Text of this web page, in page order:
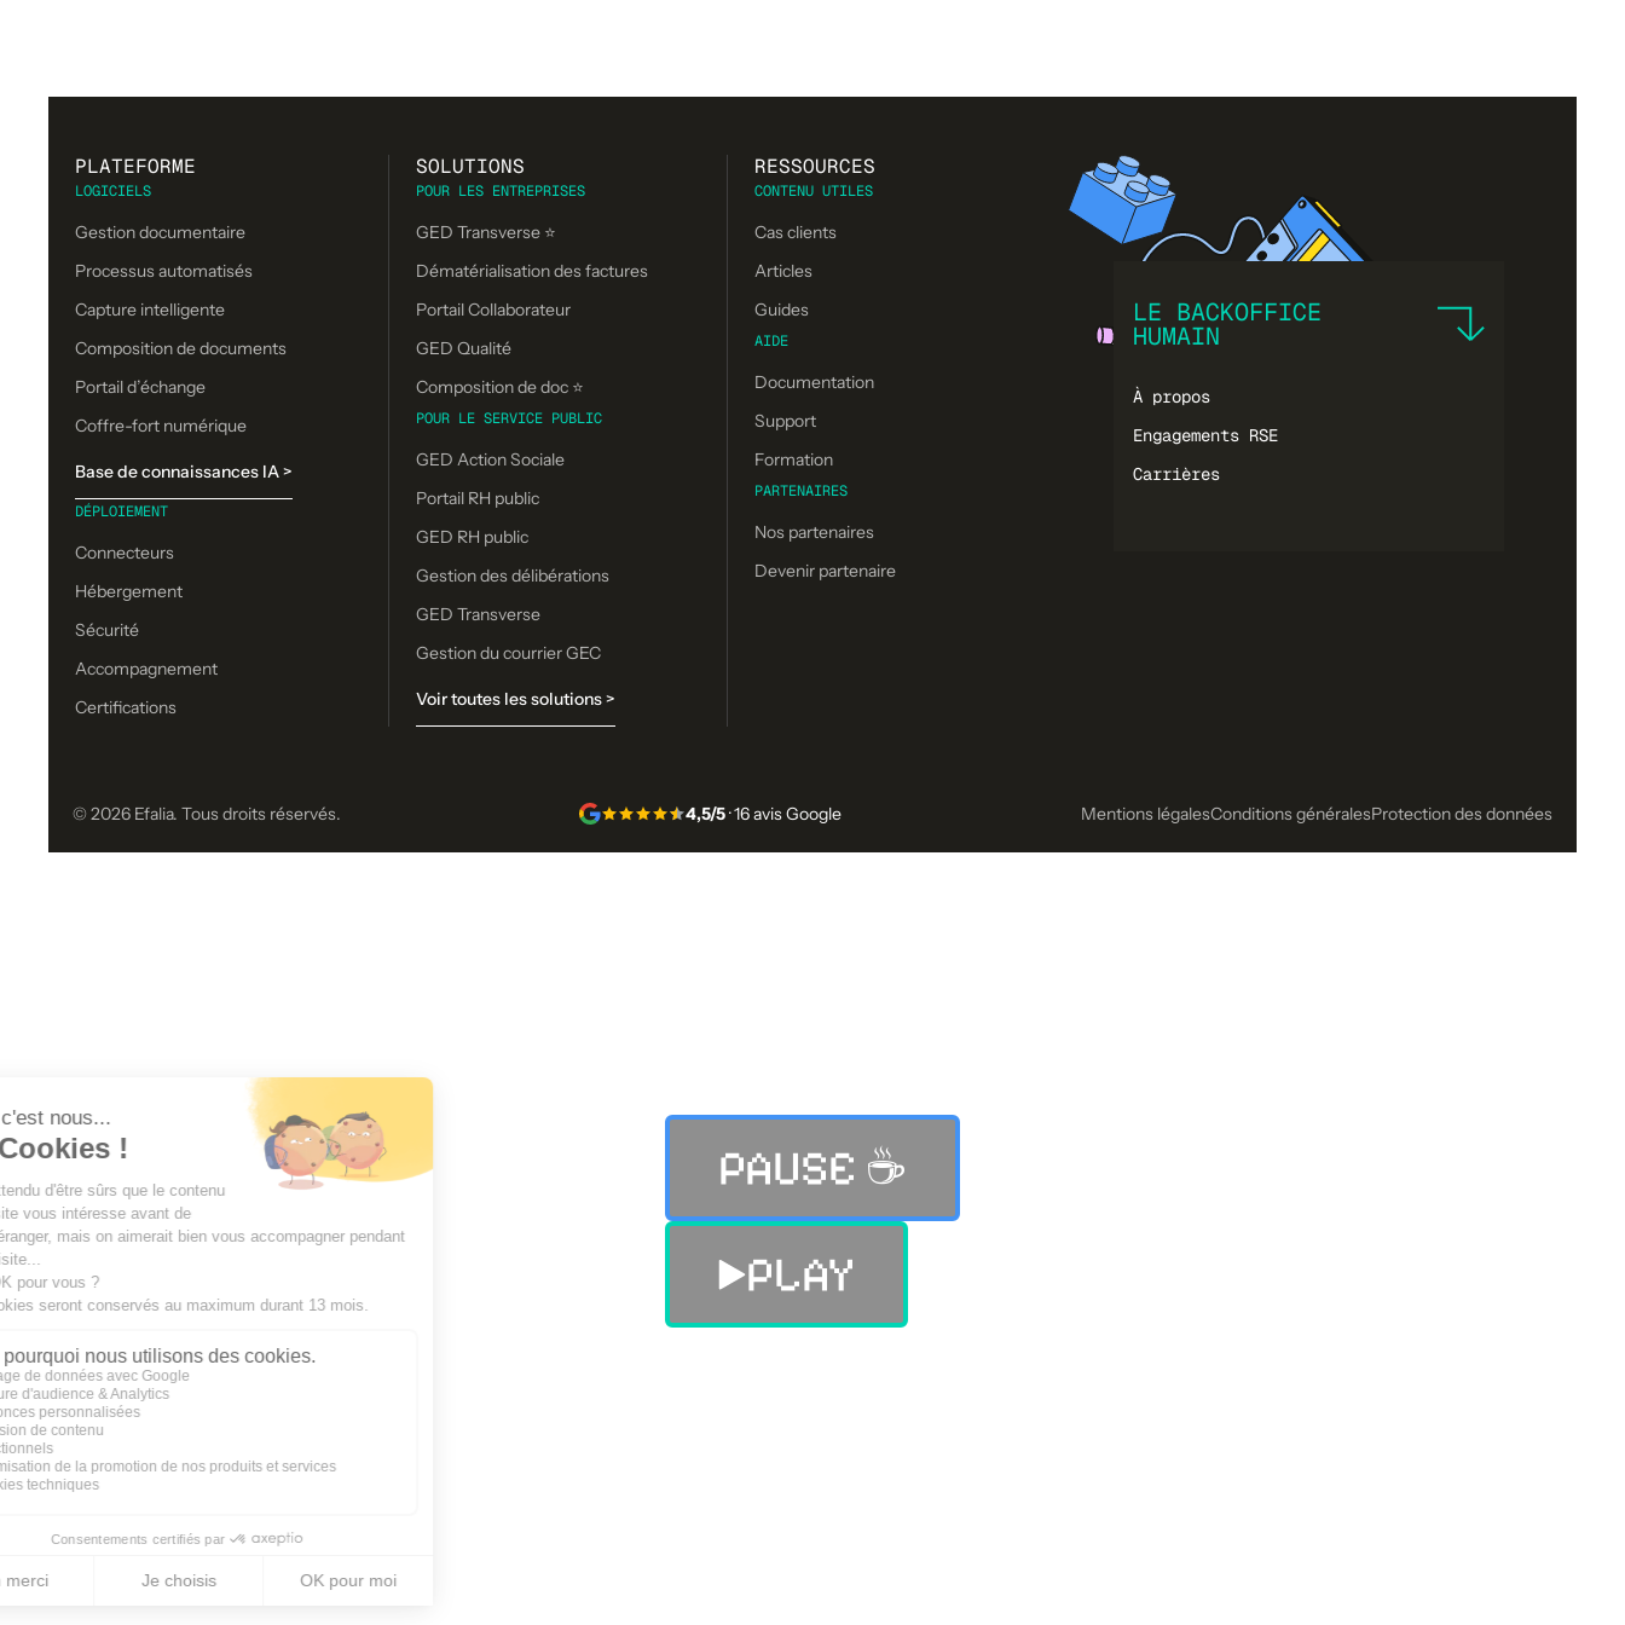
PLATEFORME
LOGICIELS
Gestion documentaire
Processus automatisés
Capture intelligente
Composition de documents
Portail d’échange
Coffre-fort numérique
Base de connaissances IA >
DÉPLOIEMENT
Connecteurs
Hébergement
Sécurité
Accompagnement
Certifications
SOLUTIONS
POUR LES ENTREPRISES
GED Transverse ⭐
Dématérialisation des factures
Portail Collaborateur
GED Qualité
Composition de doc ⭐️
POUR LE SERVICE PUBLIC
GED Action Sociale
Portail RH public
GED RH public
Gestion des délibérations
GED Transverse
Gestion du courrier GEC
Voir toutes les solutions >
RESSOURCES
CONTENU UTILES
Cas clients
Articles
Guides
AIDE
Documentation
Support
Formation
PARTENAIRES
Nos partenaires
Devenir partenaire
LE BACKOFFICE
HUMAIN
À propos
Engagements RSE
Carrières
© 2026 Efalia. Tous droits réservés. 4,5/5· 16 avis Google Mentions légalesConditions généralesProtection des données
PAUSE ☕️
PLAY